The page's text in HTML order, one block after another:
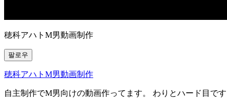
穂科アハトM男動画制作
팔로우
穂科アハトM男動画制作
自主制作でM男向けの動画作ってます。 わりとハード目です